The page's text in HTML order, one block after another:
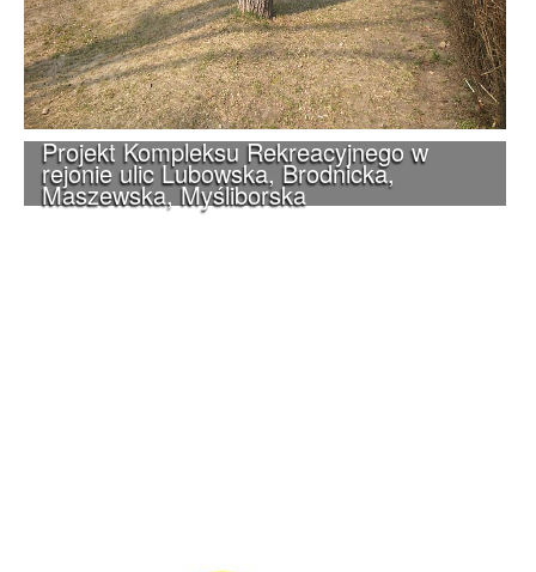
Projekt Kompleksu Rekreacyjnego w
rejonie ulic Lubowska, Brodnicka,
Maszewska, Myśliborska